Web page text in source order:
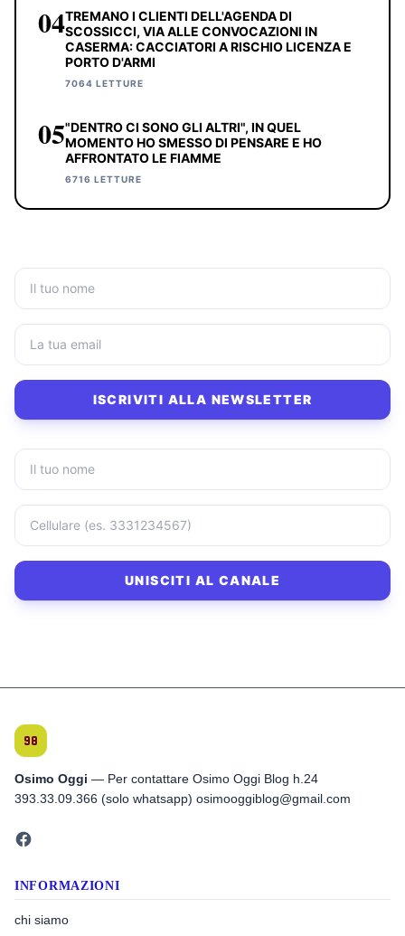
04TREMANO I CLIENTI DELL'AGENDA DI
SCOSSICCI, VIA ALLE CONVOCAZIONI IN
CASERMA: CACCIATORI A RISCHIO LICENZA E
PORTO D'ARMI
7064 LETTURE
05"DENTRO CI SONO GLI ALTRI", IN QUEL
MOMENTO HO SMESSO DI PENSARE E HO
AFFRONTATO LE FIAMME
6716 LETTURE
ISCRIVITI ALLA NEWSLETTER
UNISCITI AL CANALE
Osimo Oggi — Per contattare Osimo Oggi Blog h.24
393.33.09.366 (solo whatsapp) osimooggiblog@gmail.com
INFORMAZIONI
chi siamo